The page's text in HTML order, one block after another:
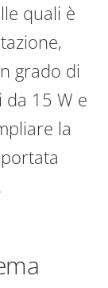
quali è
grado di
15 W e
la